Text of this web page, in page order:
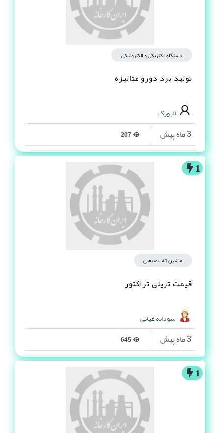
دستگاه الکتریکی و الکترونیکی
تولید برد دورو متالیزه
البورگ
3 ماه پیش
1
ماشین آلات صنعتی
قیمت تریلی تراکتور
سودابه غیاثی
3 ماه پیش
1